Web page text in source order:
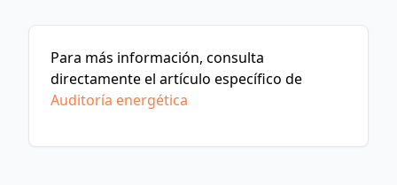
Para más información, consulta
directamente el artículo específico de
Auditoría energética